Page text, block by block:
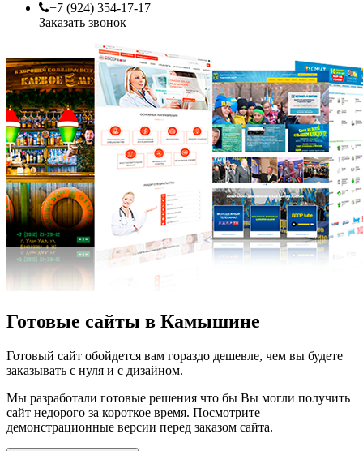
+7 (924) 354-17-17
Заказать звонок
Готовые сайты в Камышине
Готовый сайт обойдется вам гораздо дешевле, чем вы будете
заказывать с нуля и с дизайном.
Мы разработали готовые решения что бы Вы могли получить
сайт недорого за короткое время. Посмотрите
демонстрационные версии перед заказом сайта.